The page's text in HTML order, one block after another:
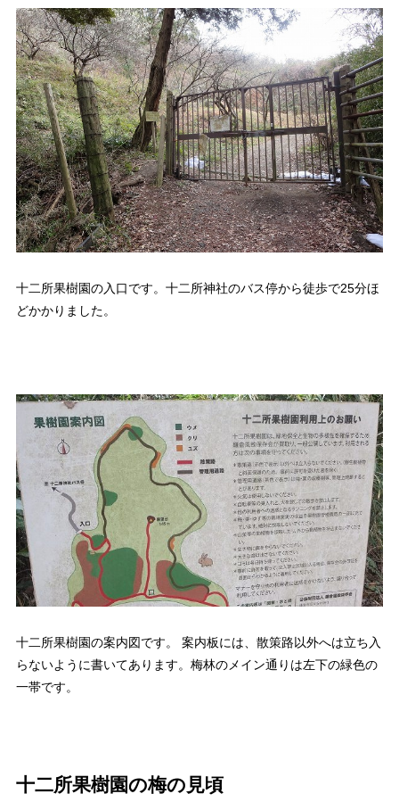
十二所果樹園の入口です。十二所神社のバス停から徒歩で25分ほ
どかかりました。
十二所果樹園の案内図です。 案内板には、散策路以外へは立ち入
らないように書いてあります。梅林のメイン通りは左下の緑色の
一帯です。
十二所果樹園の梅の見頃